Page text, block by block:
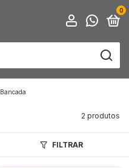
0
Bancada
2 produtos
FILTRAR